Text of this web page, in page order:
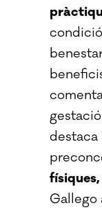
destaca
Gallego